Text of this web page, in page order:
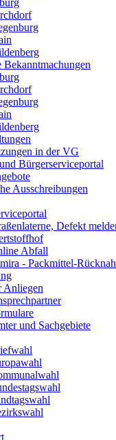
in der VG
Bürgerserviceportal
Ausschreibungen
Defekt
Abfall
- Packmittel-
Anliegen
und Sachgebiete